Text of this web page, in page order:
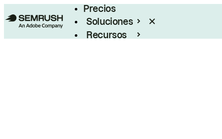
Precios
Soluciones
Recursos